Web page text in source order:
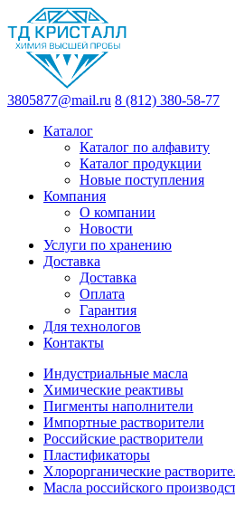
3805877@mail.ru 8 (812) 380-58-77
Каталог
Каталог по алфавиту
Каталог продукции
Новые поступления
Компания
О компании
Новости
Услуги по хранению
Доставка
Доставка
Оплата
Гарантия
Для технологов
Контакты
Индустриальные масла
Химические реактивы
Пигменты наполнители
Импортные растворители
Российские растворители
Пластификаторы
Хлорорганические
Масла российского